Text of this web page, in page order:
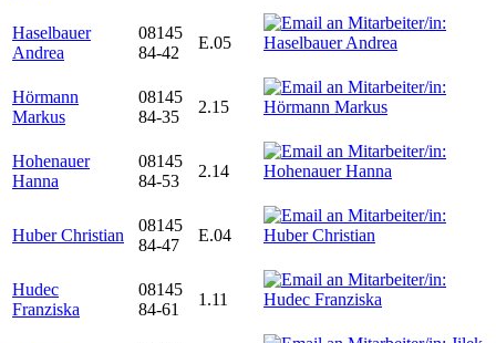
Haselbauer
Andrea
08145
84-42
E.05
Hörmann
Markus
08145
84-35
2.15
Hohenauer
Hanna
08145
84-53
2.14
Huber Christian
08145
84-47
E.04
Hudec
Franziska
08145
84-61
1.11